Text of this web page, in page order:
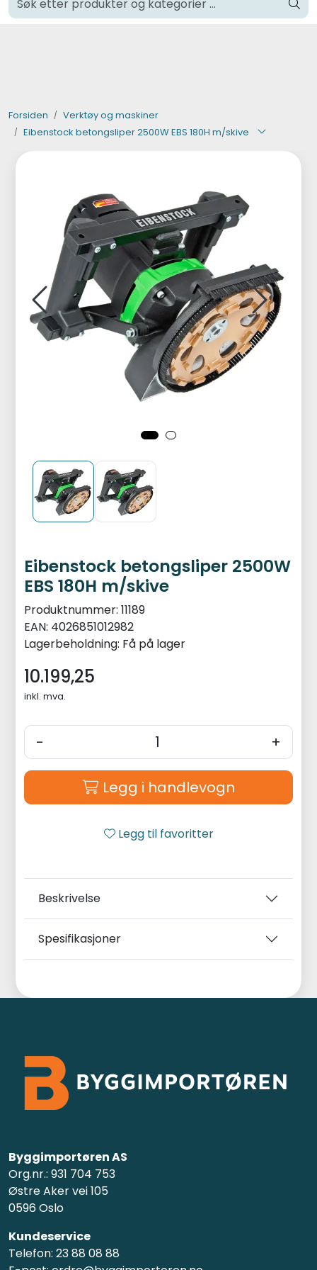
Skip to main content Klikk og hent i Oslo
Forsiden
Verktøy og maskiner
Eibenstock betongsliper 2500W EBS 180H m/skive
Eibenstock betongsliper 2500W
EBS 180H m/skive
Produktnummer: 11189
EAN: 4026851012982
Lagerbeholdning: Få på lager
10.199,25
inkl. mva.
- +
Legg i handlevogn
Legg til favoritter
Beskrivelse
Spesifikasjoner
Byggimportøren AS
Org.nr.: 931 704 753
Østre Aker vei 105
0596 Oslo
Kundeservice
Telefon: 23 88 08 88
Byggevarer
Varemerker